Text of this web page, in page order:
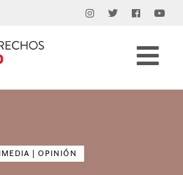
| OPINIÓN